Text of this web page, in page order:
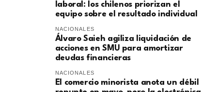
laboral: los chilenos priorizan el
equipo sobre el resultado individual
NACIONALES
​Álvaro Saieh agiliza liquidación de
acciones en SMU para amortizar
deudas financieras
NACIONALES
El comercio minorista anota un débil